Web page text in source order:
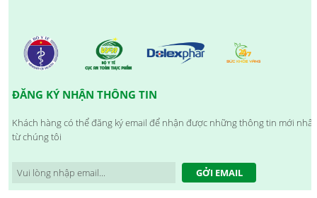
ĐĂNG KÝ NHẬN THÔNG TIN
Khách hàng có thể đăng ký email để nhận được những thông tin mới nhất
từ chúng tôi
GỞI EMAIL